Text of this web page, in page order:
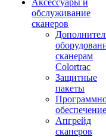
Аксессуары и
обслуживание
сканеров
сканерам
Colortrac
Защитные
пакеты
обеспечение
Апгрейд
сканеров